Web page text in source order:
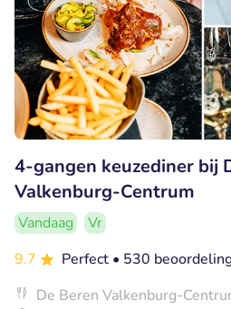
4-gangen keuzediner bij
Valkenburg-Centrum
Vandaag
Vr
9.7
Perfect • 530
De Beren Valkenburg-